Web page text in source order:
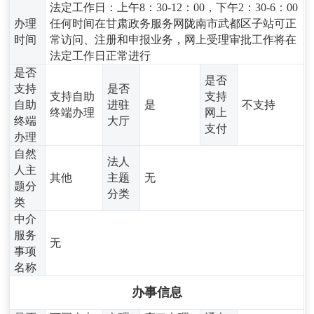
办理
时间
法定工作日：上午8：30-12：00，下午2：30-6：00
任何时间在甘肃政务服务网陇南市武都区子站可正
常访问、注册和申报业务，网上受理审批工作将在
法定工作日正常进行
是否
支持
自助
终端
办理
支持自助
终端办理
是否
进驻
大厅
是
是否
支持
网上
支付
不支持
自然
人主
题分
类
其他
法人
主题
分类
无
中介
服务
事项
名称
无
办事信息